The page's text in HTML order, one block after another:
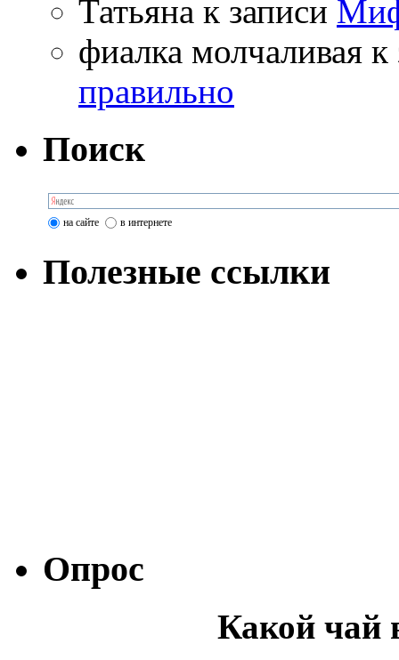
Татьяна к записи
фиалка молчаливая к
правильно
Поиск
на сайте в интернете
Полезные ссылки
Опрос
Какой чай